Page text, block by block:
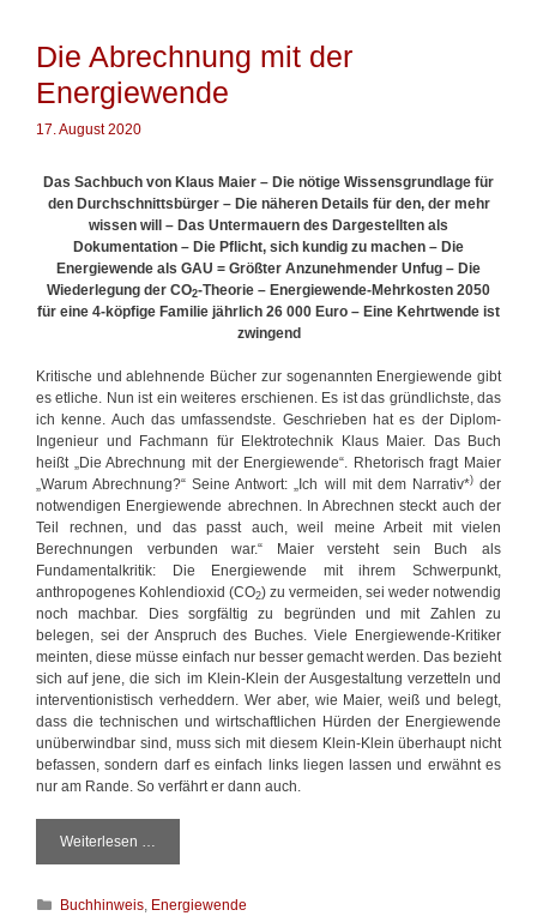
g
r
n
d
e
r
t
u
o
r
i
e
n
Die Abrechnung mit der
Energiewende
17. August 2020
Das Sachbuch von Klaus Maier – Die nötige Wissensgrundlage für
den Durchschnittsbürger – Die näheren Details für den, der mehr
wissen will – Das Untermauern des Dargestellten als
Dokumentation – Die Pflicht, sich kundig zu machen – Die
Energiewende als GAU = Größter Anzunehmender Unfug – Die
Wiederlegung der CO2-Theorie – Energiewende-Mehrkosten 2050
für eine 4-köpfige Familie jährlich 26 000 Euro – Eine Kehrtwende ist
zwingend
Kritische und ablehnende Bücher zur sogenannten Energiewende gibt
es etliche. Nun ist ein weiteres erschienen. Es ist das gründlichste, das
ich kenne. Auch das umfassendste. Geschrieben hat es der Diplom-
Ingenieur und Fachmann für Elektrotechnik Klaus Maier. Das Buch
heißt „Die Abrechnung mit der Energiewende“. Rhetorisch fragt Maier
„Warum Abrechnung?“ Seine Antwort: „Ich will mit dem Narrativ*)der
notwendigen Energiewende abrechnen. In Abrechnen steckt auch der
Teil rechnen, und das passt auch, weil meine Arbeit mit vielen
Berechnungen verbunden war.“ Maier versteht sein Buch als
Fundamentalkritik: Die Energiewende mit ihrem Schwerpunkt,
anthropogenes Kohlendioxid (CO2) zu vermeiden, sei weder notwendig
noch machbar. Dies sorgfältig zu begründen und mit Zahlen zu
belegen, sei der Anspruch des Buches. Viele Energiewende-Kritiker
meinten, diese müsse einfach nur besser gemacht werden. Das bezieht
sich auf jene, die sich im Klein-Klein der Ausgestaltung verzetteln und
interventionistisch verheddern. Wer aber, wie Maier, weiß und belegt,
dass die technischen und wirtschaftlichen Hürden der Energiewende
unüberwindbar sind, muss sich mit diesem Klein-Klein überhaupt nicht
befassen, sondern darf es einfach links liegen lassen und erwähnt es
nur am Rande. So verfährt er dann auch.
Weiterlesen …
i
A
K
Buchhinweis, Energiewende